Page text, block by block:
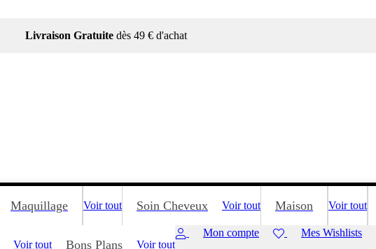
Livraison Gratuitedès 49 € d'achat
Maquillage Voir tout Soin Cheveux Voir tout Maison Voir tout
Voir tout Bons Plans Voir tout
Mon compte Mes Wishlists